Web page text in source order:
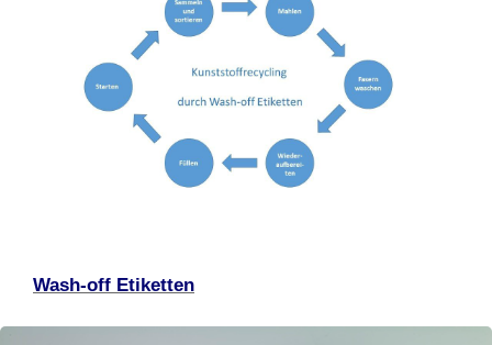
Wash-off Etiketten